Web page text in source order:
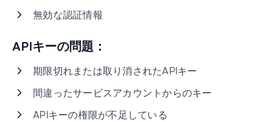
無効な認証情報
APIキーの問題：
期限切れまたは取り消されたAPIキー
間違ったサービスアカウントからのキー
APIキーの権限が不足している